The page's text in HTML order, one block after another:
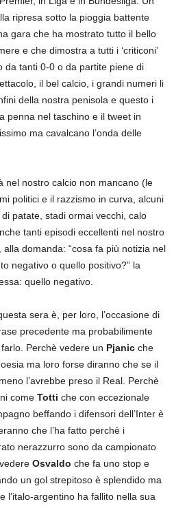
ripresa sotto la pioggia battente
gara che ha mostrato tutto il bello
e che dimostra a tutti i ‘criticoni’
da tanti 0-0 o da partite piene di
il bel calcio, i grandi numeri li
della nostra penisola e questo i
penna nel taschino e il tweet in
ma cavalcano l’onda delle
nel nostro calcio non mancano (le
politici e il razzismo in curva, alcuni
patate, stadi ormai vecchi, calo
tanti episodi eccellenti nel nostro
domanda: “cosa fa più notizia nel
negativo o quello positivo?” la
quello negativo.
sera è, per loro, l’occasione di
precedente ma probabilimente
Perchè vedere un Pjanic che
ma loro forse diranno che se il
l’avrebbe preso il Real. Perchè
come Totti che con eccezionale
beffando i difensori dell’Inter è
che l’ha fatto perchè i
nerazzurro sono da campionato
Osvaldo che fa uno stop e
un gol strepitoso è splendido ma
l’italo-argentino ha fallito nella sua